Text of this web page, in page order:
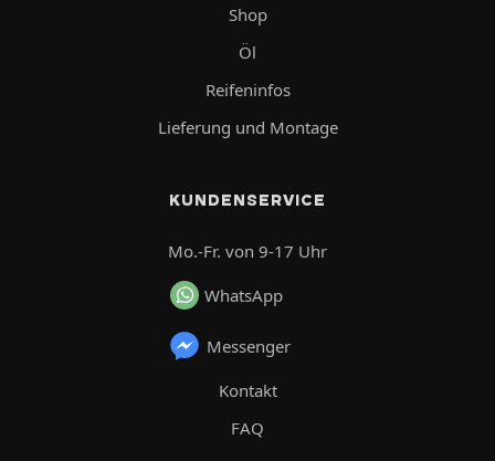
Shop
Öl
Reifeninfos
Lieferung und Montage
KUNDENSERVICE
Mo.-Fr. von 9-17 Uhr
WhatsApp
Messenger
Kontakt
FAQ